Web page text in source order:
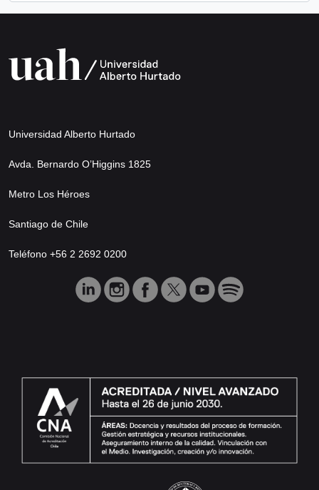
Universidad Alberto Hurtado
Avda. Bernardo O’Higgins 1825
Metro Los Héroes
Santiago de Chile
Teléfono +56 2 2692 0200